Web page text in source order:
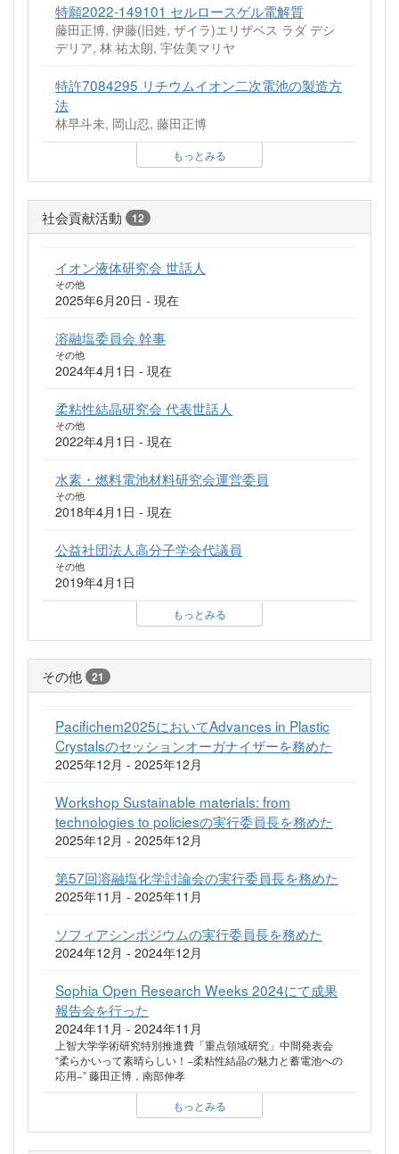
特願2022-149101 セルロースゲル電解質
藤田正博, 伊藤(旧姓, ザイラ)エリザベス ラダ デシ
デリア, 林 祐太朗, 宇佐美マリヤ
特許7084295 リチウムイオン二次電池の製造方
法
林早斗未, 岡山忍, 藤田正博
もっとみる
社会貢献活動 12
イオン液体研究会 世話人
その他
2025年6月20日 - 現在
溶融塩委員会 幹事
その他
2024年4月1日 - 現在
柔粘性結晶研究会 代表世話人
その他
2022年4月1日 - 現在
水素・燃料電池材料研究会運営委員
その他
2018年4月1日 - 現在
公益社団法人高分子学会代議員
その他
2019年4月1日
もっとみる
その他 21
Pacifichem2025においてAdvances in Plastic
Crystalsのセッションオーガナイザーを務めた
2025年12月 - 2025年12月
Workshop Sustainable materials: from
technologies to policiesの実行委員長を務めた
2025年12月 - 2025年12月
第57回溶融塩化学討論会の実行委員長を務めた
2025年11月 - 2025年11月
ソフィアシンポジウムの実行委員長を務めた
2024年12月 - 2024年12月
Sophia Open Research Weeks 2024にて成果
報告会を行った
2024年11月 - 2024年11月
上智大学学術研究特別推進費「重点領域研究」中間発表会
“柔らかいって素晴らしい！−柔粘性結晶の魅力と蓄電池への
応用−” 藤田正博，南部伸孝
もっとみる